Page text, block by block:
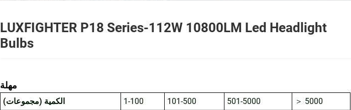
LUXFIGHTER P18 Series-112W 10800LM Led Headlight
Bulbs
مهلة
الكمية (مجموعات) 1-100 101-500 501-5000
＞ 5000